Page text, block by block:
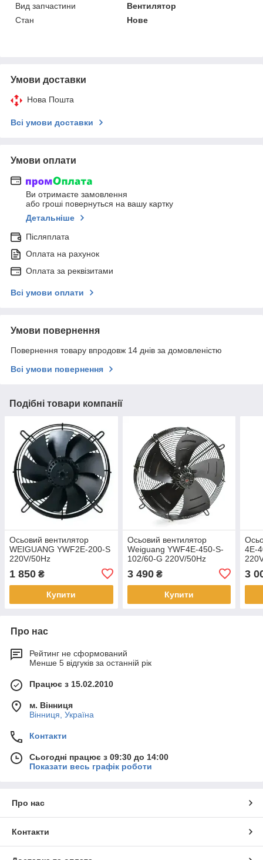
Вид запчастини
Вентилятор
Стан
Нове
Умови доставки
Нова Пошта
Всі умови доставки
Умови оплати
Ви отримаєте замовлення
або гроші повернуться на вашу картку
Детальніше
Післяплата
Оплата на рахунок
Оплата за реквізитами
Всі умови оплати
Умови повернення
Повернення товару впродовж 14 днів за домовленістю
Всі умови повернення
Подібні товари компанії
Осьовий вентилятор
WEIGUANG YWF2E-200-S
220V/50Hz
1 850 ₴
Купити
Осьовий вентилятор
Weiguang YWF4E-450-S-
102/60-G 220V/50Hz
3 490₴
Купити
4E-
3
Про нас
Рейтинг не сформований
Менше 5 відгуків за останній рік
Працює з 15.02.2010
м. Вінниця
Вінниця, Україна
Контакти
Сьогодні працює з 09:30 до 14:00
Показати весь графік роботи
Про нас
Контакти